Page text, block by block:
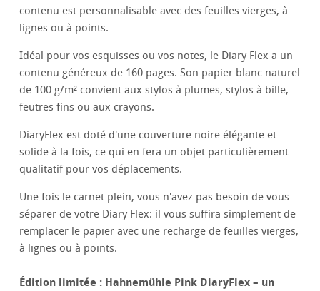
contenu est personnalisable avec des feuilles vierges, à
lignes ou à points.
Idéal pour vos esquisses ou vos notes, le Diary Flex a un
contenu généreux de 160 pages. Son papier blanc naturel
de 100 g/m² convient aux stylos à plumes, stylos à bille,
feutres fins ou aux crayons.
DiaryFlex est doté d'une couverture noire élégante et
solide à la fois, ce qui en fera un objet particulièrement
qualitatif pour vos déplacements.
Une fois le carnet plein, vous n'avez pas besoin de vous
séparer de votre Diary Flex: il vous suffira simplement de
remplacer le papier avec une recharge de feuilles vierges,
à lignes ou à points.
Édition limitée : Hahnemühle Pink DiaryFlex – un